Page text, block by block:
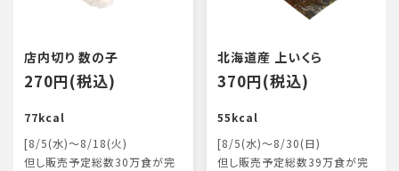
店内切り 数の子
270円(税込)
77kcal
[8/5(水)～8/18(火)
但し販売予定総数30万食が完
北海道産 上いくら
370円(税込)
55kcal
[8/5(水)～8/30(日)
但し販売予定総数39万食が完